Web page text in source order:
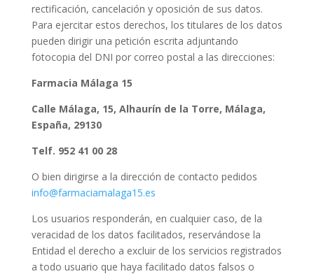
rectificación, cancelación y oposición de sus datos.
Para ejercitar estos derechos, los titulares de los datos
pueden dirigir una petición escrita adjuntando
fotocopia del DNI por correo postal a las direcciones:
Farmacia Málaga 15
Calle Málaga, 15, Alhaurín de la Torre, Málaga,
España, 29130
Telf. 952 41 00 28
O bien dirigirse a la dirección de contacto pedidos
info@farmaciamalaga15.es
Los usuarios responderán, en cualquier caso, de la
veracidad de los datos facilitados, reservándose la
Entidad el derecho a excluir de los servicios registrados
a todo usuario que haya facilitado datos falsos o